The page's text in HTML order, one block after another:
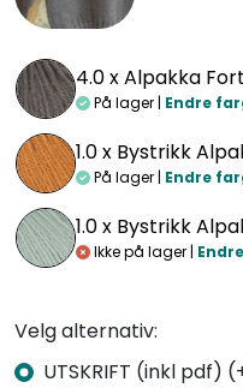
4.0 xAlpakka
På lager | Endre
1.0 x Bystrikk
På lager | Endre
1.0 x Bystrikk
Ikke på lager |
Velg alternativ:
UTSKRIFT (inkl pdf)